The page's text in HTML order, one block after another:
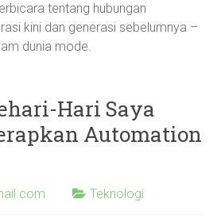
tentang hubungan
kini dan generasi sebelumnya –
dunia mode.
Hari Saya
Automation
Teknologi